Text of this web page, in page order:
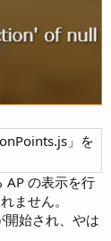
」を
AP の表示を行
ません。
開始され、やは